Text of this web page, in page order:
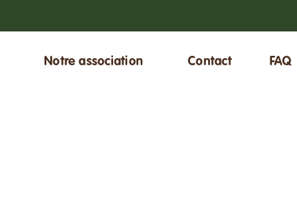
Notre association Contact FAQ